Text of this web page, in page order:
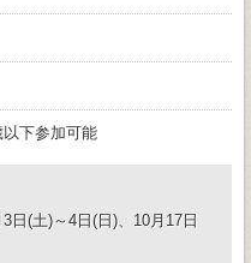
下参加可能
日(土)～4日(日)、10月17日